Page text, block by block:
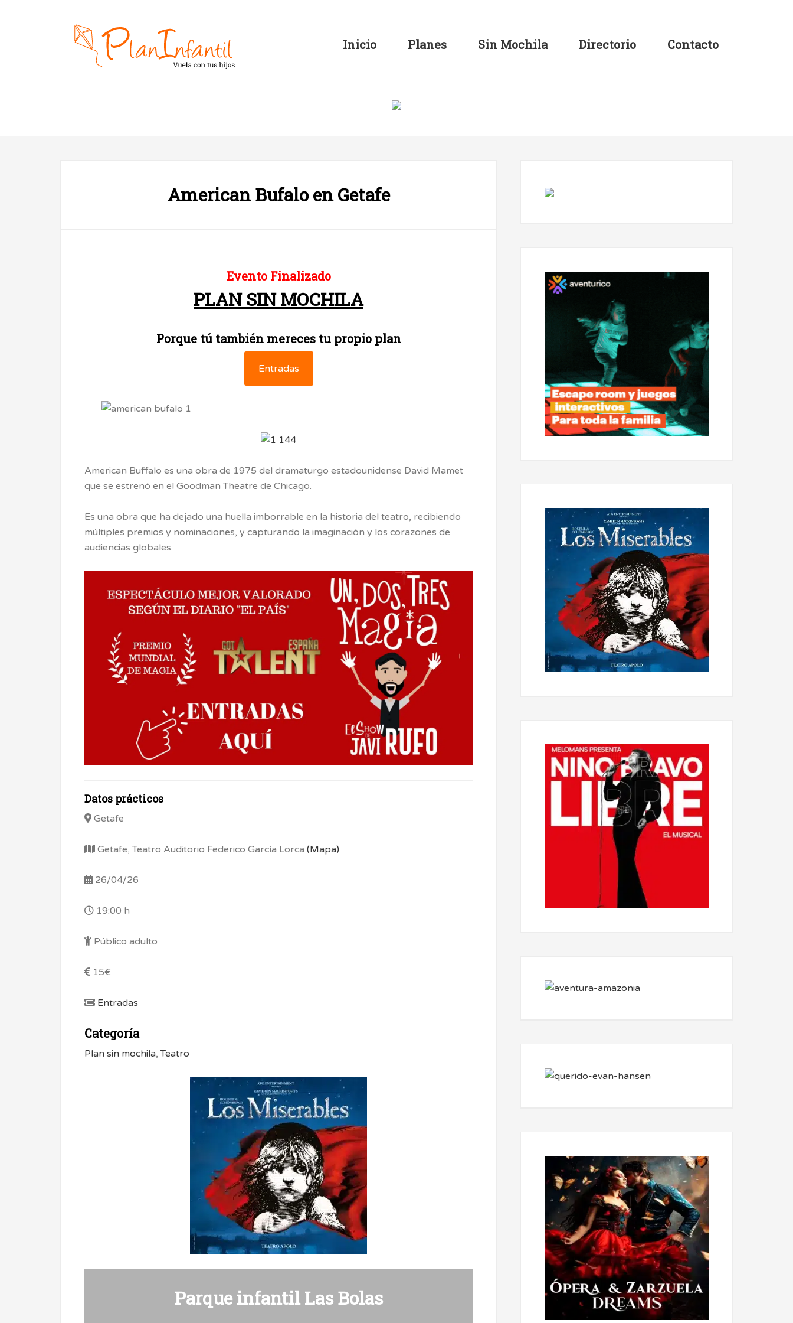
Inicio Planes Sin Mochila Directorio Contacto
American Bufalo en Getafe
Evento Finalizado
PLAN SIN MOCHILA
Porque tú también mereces tu propio plan
Entradas
American Buffalo es una obra de 1975 del dramaturgo estadounidense David Mamet
que se estrenó en el Goodman Theatre de Chicago.
Es una obra que ha dejado una huella imborrable en la historia del teatro, recibiendo
múltiples premios y nominaciones, y capturando la imaginación y los corazones de
audiencias globales.
Datos prácticos
Getafe
Getafe, Teatro Auditorio Federico García Lorca (Mapa)
26/04/26
19:00 h
Público adulto
15€
Entradas
Categoría
Plan sin mochila,Teatro
Parque infantil Las Bolas